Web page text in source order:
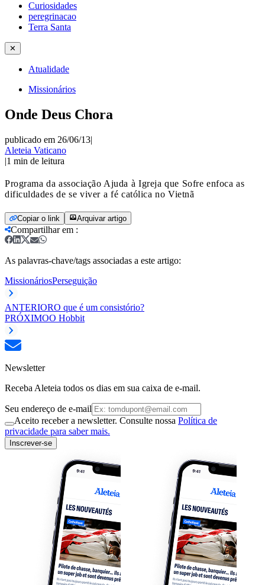
Curiosidades
peregrinacao
Terra Santa
✕
Atualidade
Missionários
Onde Deus Chora
publicado em 26/06/13|
Aleteia Vaticano
|1 min de leitura
Programa da associação Ajuda à Igreja que Sofre enfoca as
dificuldades de se viver a fé católica no Vietnã
Copiar o link Arquivar artigo
Compartilhar em :
As palavras-chave/tags associadas a este artigo:
MissionáriosPerseguição
ANTERIORO que é um consistório?
PRÓXIMOO Hobbit
Newsletter
Receba Aleteia todos os dias em sua caixa de e-mail.
Seu endereço de e-mail
Aceito receber a newsletter. Consulte nossa Política de
privacidade para saber mais.
Inscrever-se